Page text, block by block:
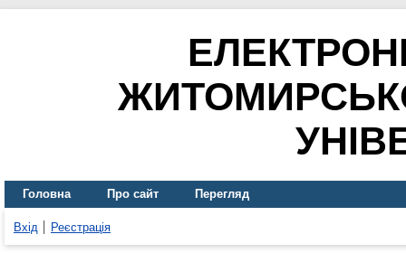
Головна Про сайт Перегляд
Вхід Реєстрація